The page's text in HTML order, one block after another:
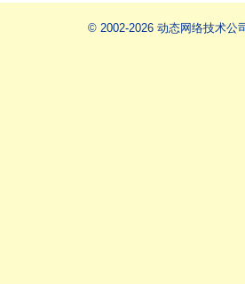
© 2002-2026 动态网络技术公